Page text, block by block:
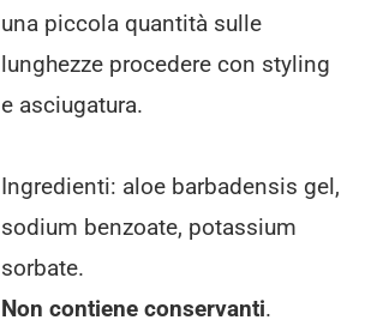
una piccola quantità sulle
lunghezze procedere con styling
e asciugatura.
Ingredienti: aloe barbadensis gel,
sodium benzoate, potassium
sorbate.
Non contiene conservanti.